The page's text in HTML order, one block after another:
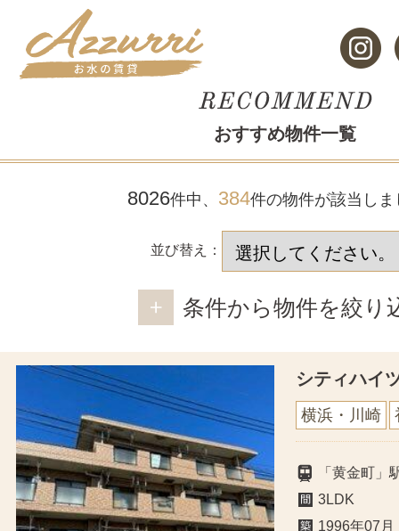
おすすめ物件一覧
8026件中、 384件の物件が該当しま
並び替え：
条件から物件を絞り
シティハイ
横浜・川崎
「黄金町
3LDK
1996年07月